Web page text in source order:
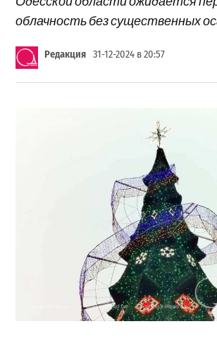
облачность без существенных
Редакция 31-12-2024 в 20:57